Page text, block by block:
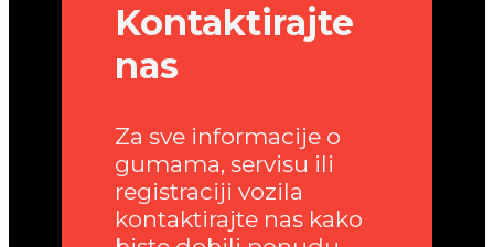
Kontaktirajte
nas
Za sve informacije o
gumama, servisu ili
registraciji vozila
kontaktirajte nas kako